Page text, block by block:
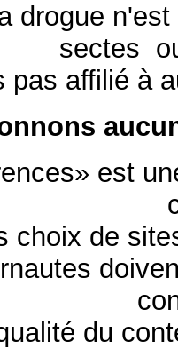
drogue
sectes
pas affilié à
est
choix de
du